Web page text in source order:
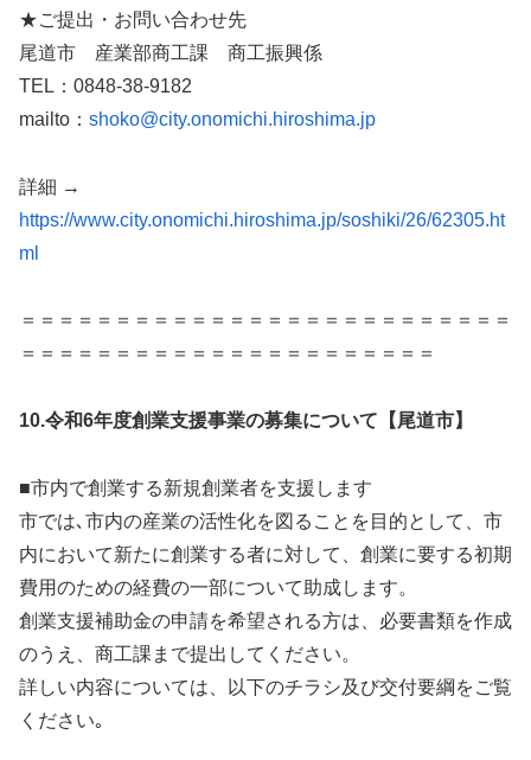
★ご提出・お問い合わせ先
尾道市 産業部商工課 商工振興係
TEL：0848-38-9182
mailto： shoko@city.onomichi.hiroshima.jp
詳細 →
https://www.city.onomichi.hiroshima.jp/soshiki/26/62305.ht
ml
＝＝＝＝＝＝＝＝＝＝＝＝＝＝＝＝＝＝＝＝＝＝＝＝＝＝
＝＝＝＝＝＝＝＝＝＝＝＝＝＝＝＝＝＝＝＝＝＝
10.令和6年度創業支援事業の募集について【尾道市】
■市内で創業する新規創業者を支援します
市では､市内の産業の活性化を図ることを目的として、市
内において新たに創業する者に対して、創業に要する初期
費用のための経費の一部について助成します。
創業支援補助金の申請を希望される方は、必要書類を作成
のうえ、商工課まで提出してください。
詳しい内容については、以下のチラシ及び交付要綱をご覧
ください｡